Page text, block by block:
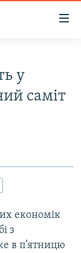
у
саміт
економік
з
в п’ятницю